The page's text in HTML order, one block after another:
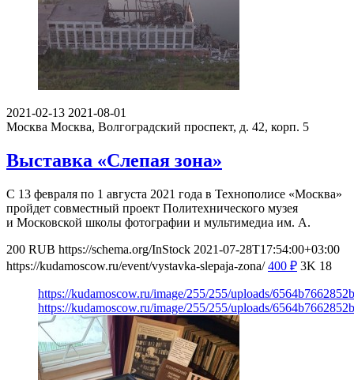
2021-02-13 2021-08-01
Москва Москва, Волгоградский проспект, д. 42, корп. 5
Выставка «Слепая зона»
С 13 февраля по 1 августа 2021 года в Технополисе «Москва»
пройдет совместный проект Политехнического музея
и Московской школы фотографии и мультимедиа им. А.
200 RUB https://schema.org/InStock 2021-07-28T17:54:00+03:00
https://kudamoscow.ru/event/vystavka-slepaja-zona/ 400 ₽ 3K 18
https://kudamoscow.ru/image/255/255/uploads/
https://kudamoscow.ru/image/255/255/uploads/